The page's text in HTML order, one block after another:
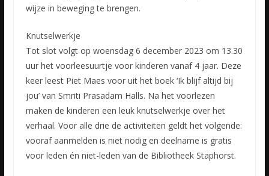
wijze in beweging te brengen.
Knutselwerkje
Tot slot volgt op woensdag 6 december 2023 om 13.30
uur het voorleesuurtje voor kinderen vanaf 4 jaar. Deze
keer leest Piet Maes voor uit het boek ‘Ik blijf altijd bij
jou’ van Smriti Prasadam Halls. Na het voorlezen
maken de kinderen een leuk knutselwerkje over het
verhaal. Voor alle drie de activiteiten geldt het volgende:
vooraf aanmelden is niet nodig en deelname is gratis
voor leden én niet-leden van de Bibliotheek Staphorst.